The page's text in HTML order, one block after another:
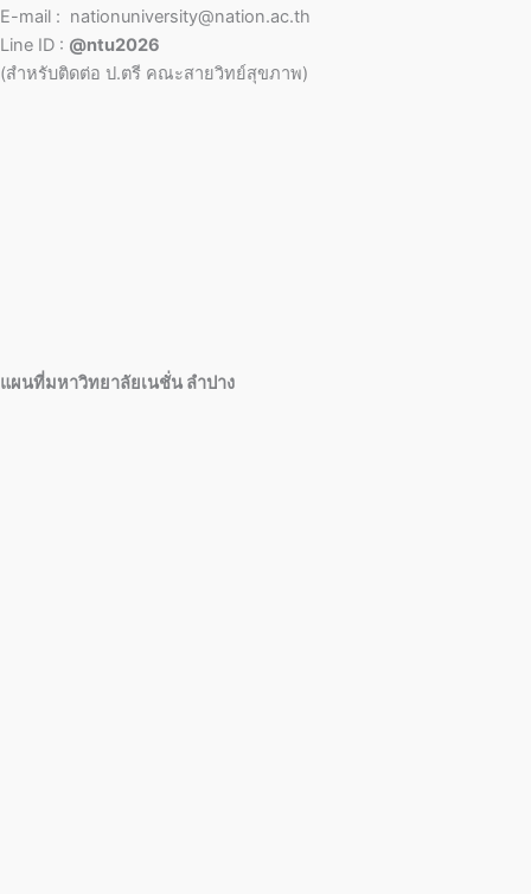
E-mail : nationuniversity@nation.ac.th
Line ID : @ntu2026
(สำหรับติดต่อ ป.ตรี คณะสายวิทย์สุขภาพ)
แผนที่มหาวิทยาลัยเนชั่น ลำปาง